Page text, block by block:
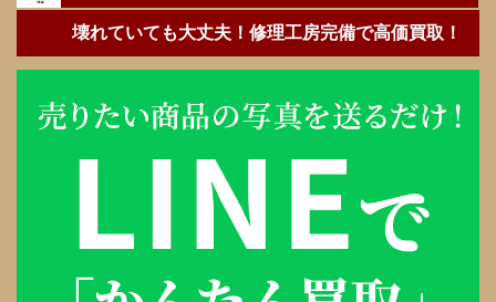
壊れていても大丈夫！修理工房完備で高価買取！